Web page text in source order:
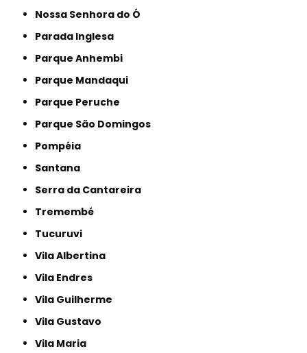
Nossa Senhora do Ó
Parada Inglesa
Parque Anhembi
Parque Mandaqui
Parque Peruche
Parque São Domingos
Pompéia
Santana
Serra da Cantareira
Tremembé
Tucuruvi
Vila Albertina
Vila Endres
Vila Guilherme
Vila Gustavo
Vila Maria